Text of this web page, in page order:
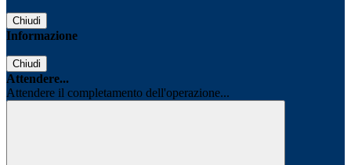
Chiudi
Informazione
Chiudi
Attendere...
Attendere il completamento dell'operazione...